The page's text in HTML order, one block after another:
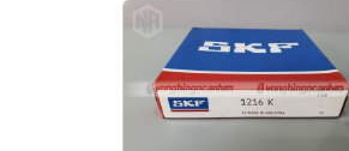
có tuổi thọ bền bỉ vượt trội hơn
Báo giá vòng bi đỡ tự lựa
Vòng bi bạc đạn đỡ tự lựa SKF
Mua Vòng bi đỡ tự lựa